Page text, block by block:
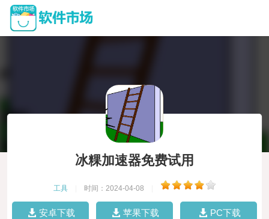
冰粿加速器免费试用
工具 时间：2024-04-08
安卓下载 苹果下载 PC下载